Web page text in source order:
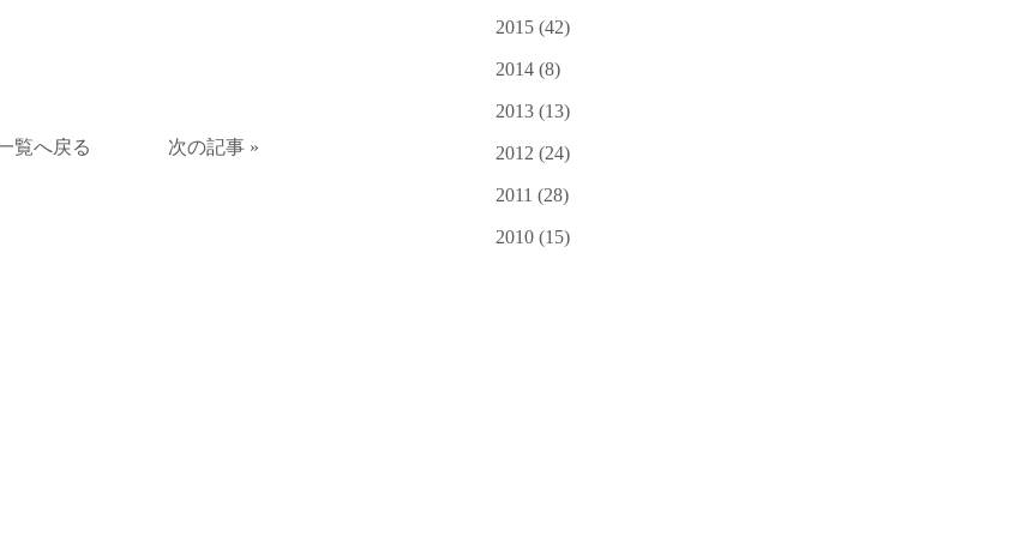
覧へ戻る 次の記事 »
2015 (42)
2014 (8)
2013 (13)
2012 (24)
2011 (28)
2010 (15)